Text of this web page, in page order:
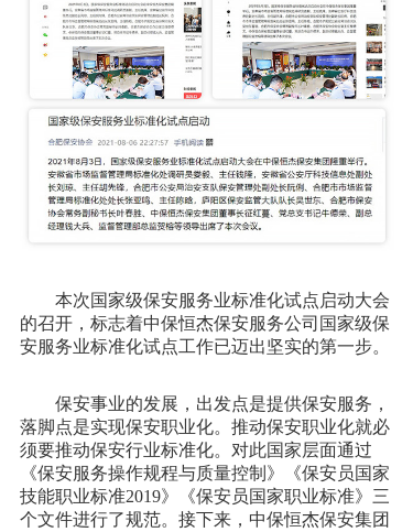
本次国家级保安服务业标准化试点启动大会
的召开，标志着中保恒杰保安服务公司国家级保
安服务业标准化试点工作已迈出坚实的第一步。
保安事业的发展，出发点是提供保安服务，
落脚点是实现保安职业化。推动保安职业化就必
须要推动保安行业标准化。对此国家层面通过
《保安服务操作规程与质量控制》《保安员国家
技能职业标准2019》《保安员国家职业标准》三
个文件进行了规范。接下来，中保恒杰保安集团